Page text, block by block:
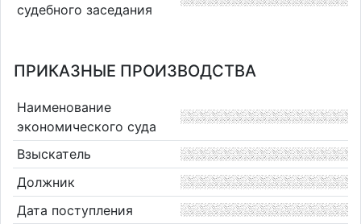
судебного заседания
ПРИКАЗНЫЕ ПРОИЗВОДСТВА
Наименование
экономического суда
Взыскатель
Должник
Дата поступления